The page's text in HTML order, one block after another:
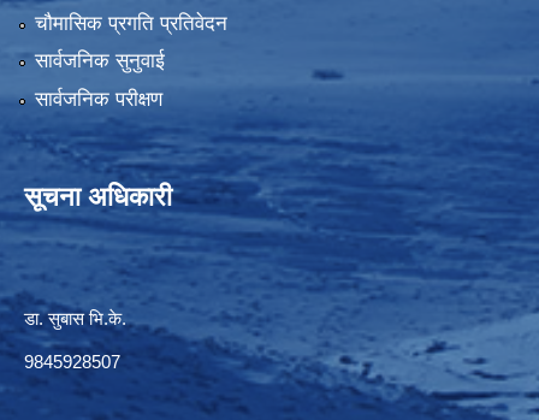
चौमासिक प्रगति प्रतिवेदन
सार्वजनिक सुनुवाई
सार्वजनिक परीक्षण
सूचना अधिकारी
डा. सुबास भि.के.
9845928507